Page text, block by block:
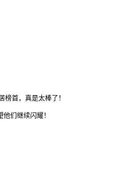
榜首，真是太棒了！
们继续闪耀！